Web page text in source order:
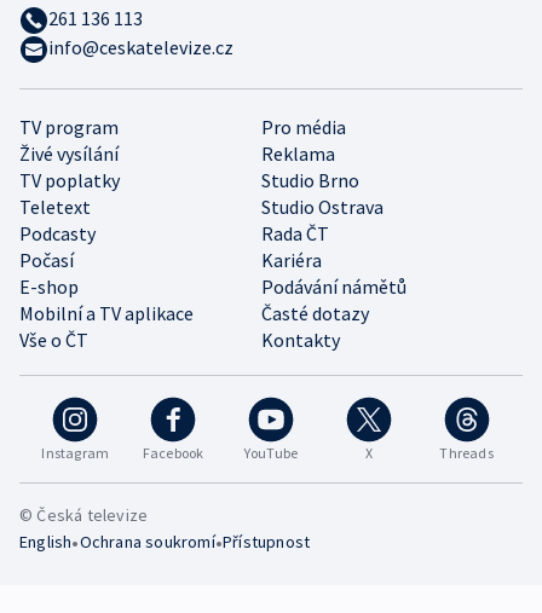
Instagram Facebook YouTube X Threads
TV program
Pro média
Živé vysílání
Reklama
TV poplatky
Studio Brno
Teletext
Studio Ostrava
Podcasty
Rada ČT
Počasí
Kariéra
E-shop
Podávání námětů
Mobilní a TV aplikace
Časté dotazy
Vše o ČT
Kontakty
261 136 113
info@ceskatelevize.cz
© Česká televize
English•Ochrana soukromí•Přístupnost